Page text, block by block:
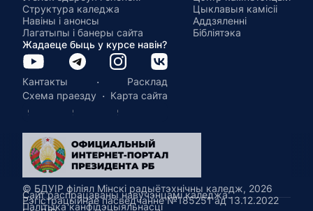
Структура каледжа
Навіны і анонсы
Лагатыпы і банеры сайта
Цыклавыя камісіі
Аддзяленні
Бібліятэка
Жадаеце быць у курсе навін?
Кантакты ·
Расклад
Схема праезду · Карта сайта
Сайт распрацаваны навучэнцамі каледжа.
Палітыка канфідэцыяльнасці
© БДУІР філіял Мінскі радыётэхнічны каледж, 2026
Рэгістрацыйнае пасведчанне №185251 ад 13.12.2022